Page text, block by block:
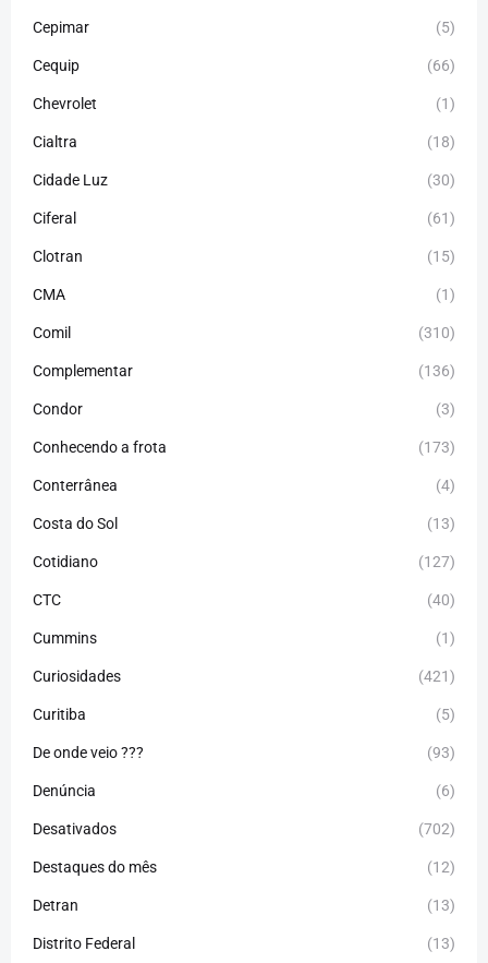
Cepimar (5)
Cequip (66)
Chevrolet (1)
Cialtra (18)
Cidade Luz (30)
Ciferal (61)
Clotran (15)
CMA (1)
Comil (310)
Complementar (136)
Condor (3)
Conhecendo a frota (173)
Conterrânea (4)
Costa do Sol (13)
Cotidiano (127)
CTC (40)
Cummins (1)
Curiosidades (421)
Curitiba (5)
De onde veio ??? (93)
Denúncia (6)
Desativados (702)
Destaques do mês (12)
Detran (13)
Distrito Federal (13)